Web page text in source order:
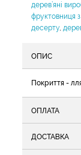
дерев’яні
фруктовниця
десерту,
ОПИС
Покриття -
ОПЛАТА
ДОСТАВКА